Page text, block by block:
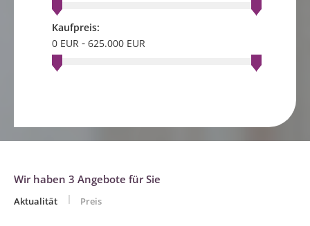
Kaufpreis:
0 EUR - 625.000 EUR
Wir haben 3 Angebote für Sie
Aktualität Preis